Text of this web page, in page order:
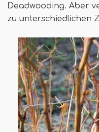
Deadwooding. Aber
zu unterschiedlichen